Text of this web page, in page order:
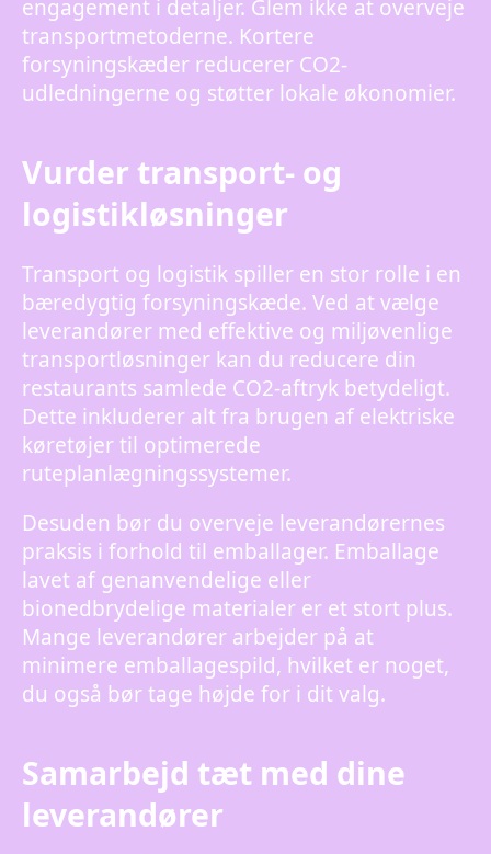
engagement i detaljer. Glem ikke at overveje
transportmetoderne. Kortere
forsyningskæder reducerer CO2-
udledningerne og støtter lokale økonomier.
Vurder transport- og
logistikløsninger
Transport og logistik spiller en stor rolle i en
bæredygtig forsyningskæde. Ved at vælge
leverandører med effektive og miljøvenlige
transportløsninger kan du reducere din
restaurants samlede CO2-aftryk betydeligt.
Dette inkluderer alt fra brugen af elektriske
køretøjer til optimerede
ruteplanlægningssystemer.
Desuden bør du overveje leverandørernes
praksis i forhold til emballager. Emballage
lavet af genanvendelige eller
bionedbrydelige materialer er et stort plus.
Mange leverandører arbejder på at
minimere emballagespild, hvilket er noget,
du også bør tage højde for i dit valg.
Samarbejd tæt med dine
leverandører